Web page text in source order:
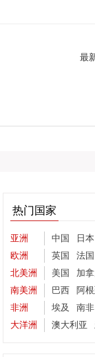
最
热门国家
亚洲 中国 日本
欧洲
英国 法国
北美洲
美国 加
南美洲
巴西 阿
非洲
埃及 南非
大洋洲
澳大利亚